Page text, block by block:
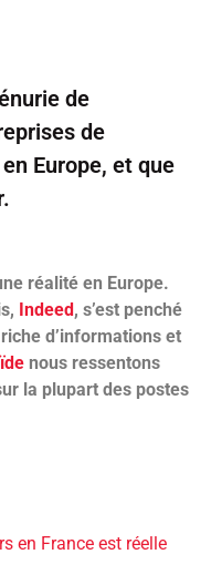
de
de
Europe, et que
réalité en Europe.
Indeed, s’est penché
d’informations et
nous ressentons
la plupart des postes